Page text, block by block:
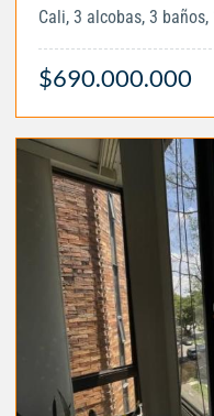
Cali, 3 alcobas, 3
$690.000.000